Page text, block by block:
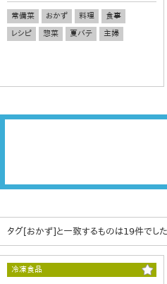
常備菜 おかず 料理
食事
レシピ
惣菜 夏バテ 主婦
タグ[おかず]と一致するものは19件でし
冷凍食品